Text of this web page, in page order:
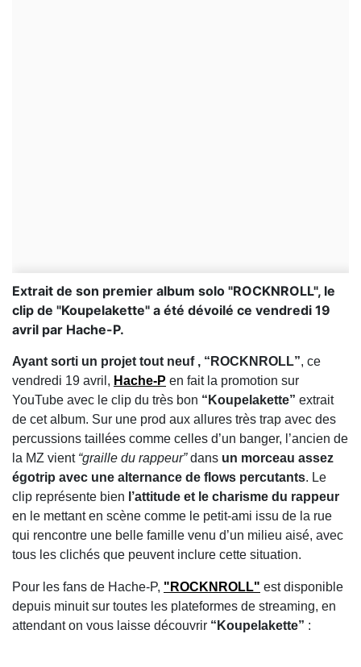
Extrait de son premier album solo "ROCKNROLL", le
clip de "Koupelakette" a été dévoilé ce vendredi 19
avril par Hache-P.
Ayant sorti un projet tout neuf , “ROCKNROLL”, ce
vendredi 19 avril, Hache-P en fait la promotion sur
YouTube avec le clip du très bon “Koupelakette” extrait
de cet album. Sur une prod aux allures très trap avec des
percussions taillées comme celles d’un banger, l’ancien de
la MZ vient “graille du rappeur”dans un morceau assez
égotrip avec une alternance de flows percutants. Le
clip représente bien l’attitude et le charisme du rappeur
en le mettant en scène comme le petit-ami issu de la rue
qui rencontre une belle famille venu d’un milieu aisé, avec
tous les clichés que peuvent inclure cette situation.
Pour les fans de Hache-P, "ROCKNROLL" est disponible
depuis minuit sur toutes les plateformes de streaming, en
attendant on vous laisse découvrir “Koupelakette” :